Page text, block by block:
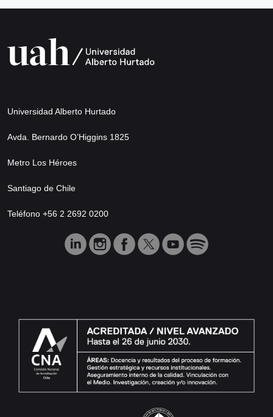
Universidad Alberto Hurtado
Avda. Bernardo O’Higgins 1825
Metro Los Héroes
Santiago de Chile
Teléfono +56 2 2692 0200